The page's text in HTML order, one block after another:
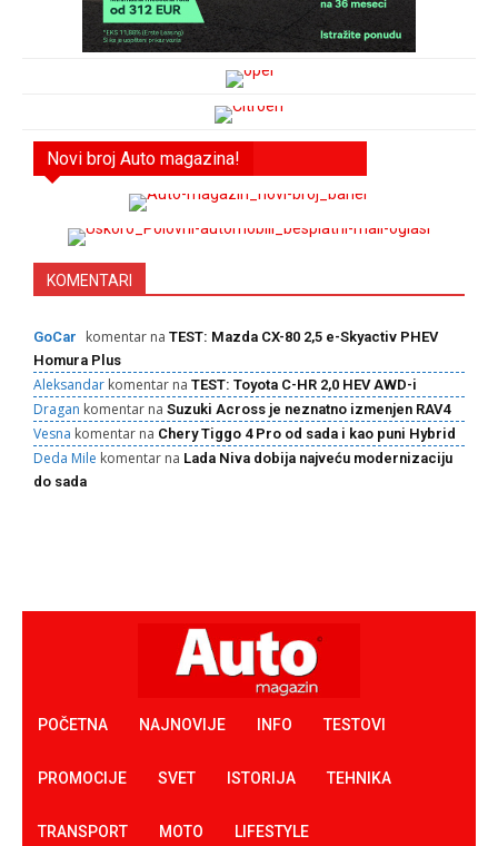
Novi broj Auto magazina!
KOMENTARI
GoCar komentar na TEST: Mazda CX-80 2,5 e-Skyactiv PHEV
Homura Plus
Aleksandar komentar na TEST: Toyota C-HR 2,0 HEV AWD-i
Dragan komentar na Suzuki Across je neznatno izmenjen RAV4
Vesna komentar na Chery Tiggo 4 Pro od sada i kao puni Hybrid
Deda Mile komentar na Lada Niva dobija najveću modernizaciju
do sada
POČETNA NAJNOVIJE INFO TESTOVI
PROMOCIJE SVET ISTORIJA TEHNIKA
TRANSPORT MOTO LIFESTYLE